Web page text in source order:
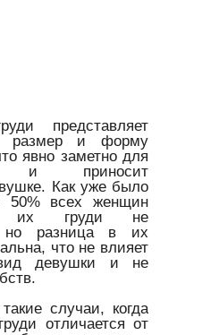
представляет
размер и форму
явно заметно для
и приносит
Как уже было
50% всех женщин
их груди не
но разница в их
что не влияет
девушки и не
случаи, когда
отличается от